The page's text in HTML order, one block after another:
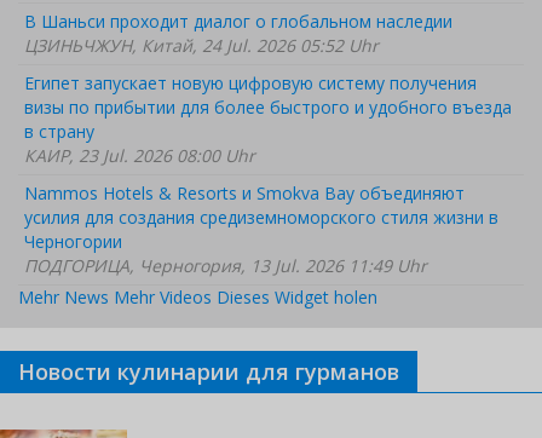
В Шаньси проходит диалог о глобальном наследии
ЦЗИНЬЧЖУН, Китай, 24 Jul. 2026 05:52 Uhr
Египет запускает новую цифровую систему получения
визы по прибытии для более быстрого и удобного въезда
в страну
КАИР, 23 Jul. 2026 08:00 Uhr
Nammos Hotels & Resorts и Smokva Bay объединяют
усилия для создания средиземноморского стиля жизни в
Черногории
ПОДГОРИЦА, Черногория, 13 Jul. 2026 11:49 Uhr
Mehr News Mehr Videos Dieses Widget holen
Новости кулинарии для гурманов